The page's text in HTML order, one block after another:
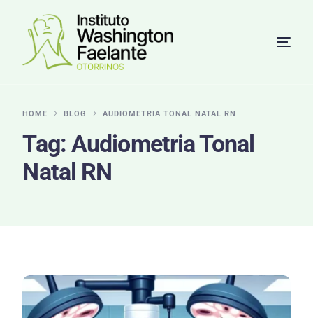
HOME BLOG AUDIOMETRIA TONAL NATAL RN
Tag: Audiometria Tonal
Natal RN